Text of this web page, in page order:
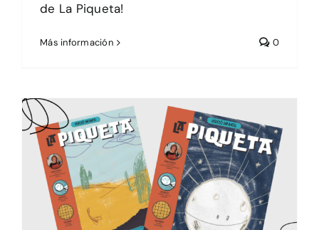
de La Piqueta!
Más información 0
La mà trencada